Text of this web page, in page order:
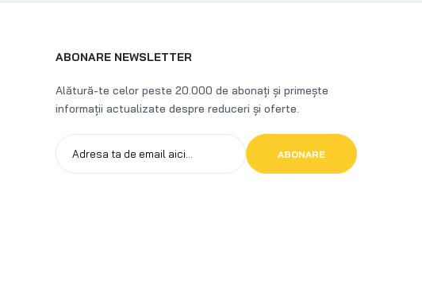
ABONARE NEWSLETTER
Alătură-te celor peste 20.000 de abonați și primește
informații actualizate despre reduceri și oferte.
ABONARE